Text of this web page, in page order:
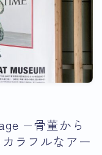
−骨董から
ラフルなアー